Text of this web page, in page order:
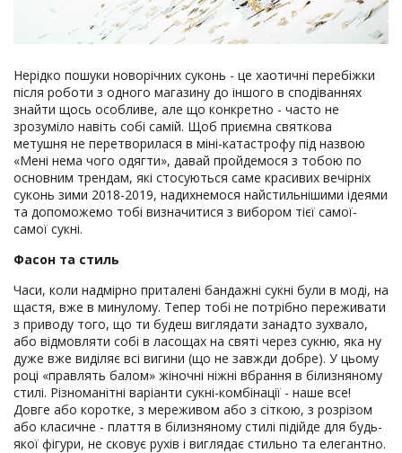
Нерідко пошуки новорічних суконь - це хаотичні перебіжки
після роботи з одного магазину до іншого в сподіваннях
знайти щось особливе, але що конкретно - часто не
зрозуміло навіть собі самій. Щоб приємна святкова
метушня не перетворилася в міні-катастрофу під назвою
«Мені нема чого одягти», давай пройдемося з тобою по
основним трендам, які стосуються саме красивих вечірніх
суконь зими 2018-2019, надихнемося найстильнішими ідеями
та допоможемо тобі визначитися з вибором тієї самої-
самої сукні.
Фасон та стиль
Часи, коли надмірно приталені бандажні сукні були в моді, на
щастя, вже в минулому. Тепер тобі не потрібно переживати
з приводу того, що ти будеш виглядати занадто зухвало,
або відмовляти собі в ласощах на святі через сукню, яка ну
дуже вже виділяє всі вигини (що не завжди добре). У цьому
році «правлять балом» жіночні ніжні вбрання в білизняному
стилі. Різноманітні варіанти сукні-комбінації - наше все!
Довге або коротке, з мереживом або з сіткою, з розрізом
або класичне - плаття в білизняному стилі підійде для будь-
якої фігури, не сковує рухів і виглядає стильно та елегантно.